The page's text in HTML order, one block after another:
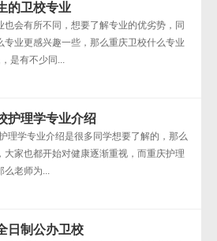
的卫校专业
会有所不同，想要了解专业的优劣势，同
专业更感兴趣一些，那么重庆卫校什么专业
是有不少同...
护理学专业介绍
理学专业介绍是很多同学想要了解的，那么
大家也都开始对健康逐渐重视，而重庆护理
么老师为...
日制公办卫校